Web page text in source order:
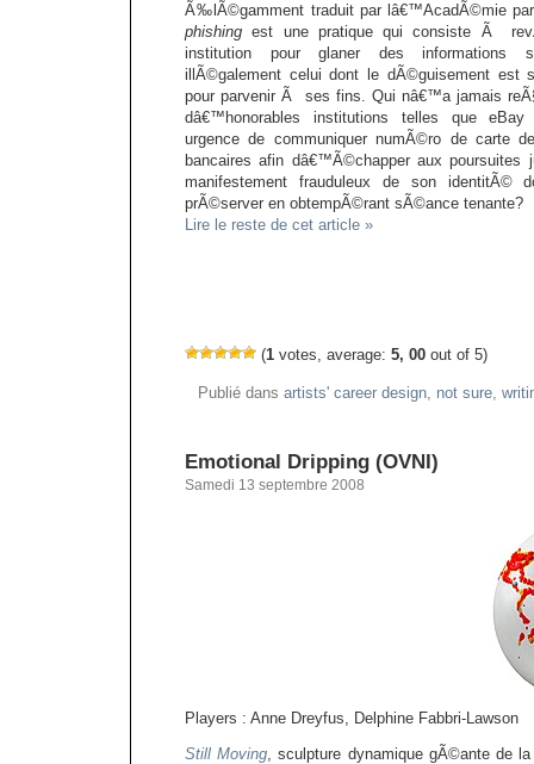
Ã‰lÃ©gamment traduit par lâ€™AcadÃ©mie
phishing est une pratique qui consiste Ã
institution pour glaner des informations
illÃ©galement celui dont le dÃ©guisement est
pour parvenir Ã ses fins. Qui nâ€™a jamais
dâ€™honorables institutions telles que
urgence de communiquer numÃ©ro de carte
bancaires afin dâ€™Ã©chapper aux
manifestement frauduleux de son identitÃ©
prÃ©server en obtempÃ©rant sÃ©ance tenante?
Lire le reste de cet article »
(1 votes, average: 5, 00 out of 5)
Publié dans artists' career design, not sure,
Emotional Dripping (OVNI)
Samedi 13 septembre 2008
Players : Anne Dreyfus, Delphine Fabbri-Lawson
Still Moving, sculpture dynamique gÃ©ante de